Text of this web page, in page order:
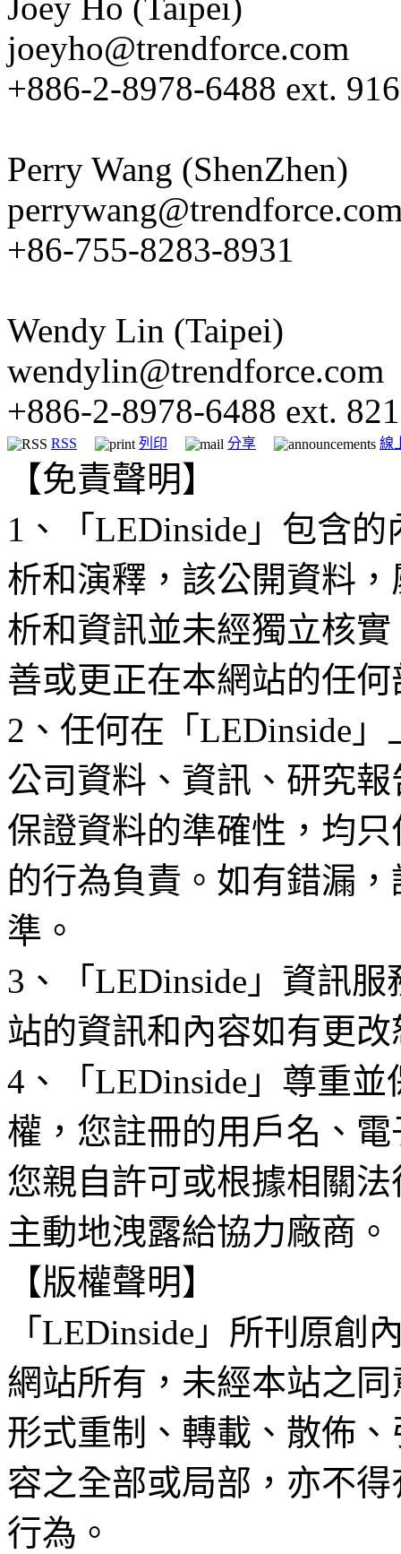
joeyho@trendforce.com
+886-2-8978-6488 ext. 916
Perry Wang (ShenZhen)
+86-755-8283-8931
Wendy Lin (Taipei)
wendylin@trendforce.com
+886-2-8978-6488 ext. 821
RSS 列印 分享 線
【免責聲明】
1、「LEDinside」包含
析和演釋，該公開資料
析和資訊並未經獨立核
善或更正在本網站的任
2、任何在「LEDinside
公司資料、資訊、研究
保證資料的準確性，均
的行為負責。如有錯漏
準。
3、「LEDinside」資訊
站的資訊和內容如有更
4、「LEDinside」尊重
權，您註冊的用戶名、
您親自許可或根據相關
主動地洩露給協力廠商。
【版權聲明】
「LEDinside」所刊原創
網站所有，未經本站之
形式重制、轉載、散佈
容之全部或局部，亦不
行為。